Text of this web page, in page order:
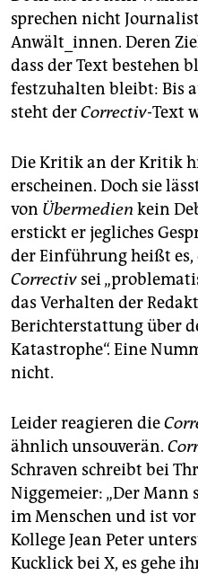
sprechen nicht
Anwält_innen. Deren
dass der Text bestehen
festzuhalten bleibt: Bis
steht derCorrectiv-Text
Die Kritik an der Kritik
erscheinen. Doch sie
von Übermedien kein
erstickt er jegliches
der Einführung heißt
Correctiv sei
das Verhalten der
Berichterstattung über
Katastrophe“. Eine
nicht.
Leider reagieren die
ähnlich unsouverän.
Schraven schreibt bei
Niggemeier: „Der Mann
im Menschen und ist vor
Kollege Jean Peter
Kucklick bei X, es gehe